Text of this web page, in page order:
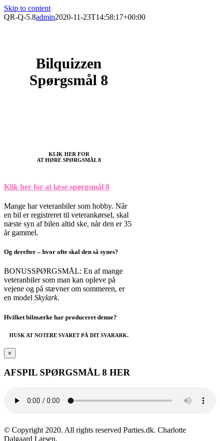
Skip to content
QR-Q-5.8admin2020-11-23T14:58:17+00:00
Bilquizzen
Spørgsmål 8
KLIK HER FOR
AT HØRE SPØRGSMÅL 8
Klik her for at læse spørgsmål 8
Mange har veteranbiler som hobby. Når
en bil er registreret til veterankørsel, skal
næste syn af bilen altid ske, når den er 35
år gammel.
Og derefter – hvor ofte skal den så synes?
BONUSSPØRGSMÅL: En af mange
veteranbiler som man kan opleve på
vejene og på stævner om sommeren, er
en model Skylark.
Hvilket bilmærke har produceret denne?
HUSK AT NOTERE SVARET PÅ DIT SVARARK.
×
AFSPIL SPØRGSMÅL 8 HER
© Copyright 2020. All rights reserved Parties.dk. Charlotte
Dalgaard Larsen.